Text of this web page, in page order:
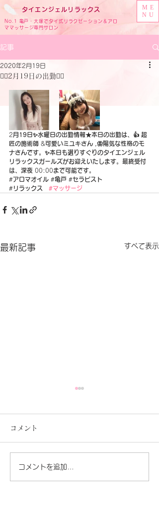
ME
NU
タイ エンジェル リラックス
No.1 亀戸・大塚でタイ式リラクゼーション＆アロ
ママッサージ専門サロン
記事
🧚‍♂️2月19日の出勤🧚‍♂️
2020年2月19日
2月19日✨水曜日の出勤情報★本日の出勤は、👍 超
匠の施術師 &可愛いミユキさん ,🦋陽気な性格のモ
ナさんです。✨本日も選りすぐりのタイエンジェル
リラックスガールズがお迎えいたします。最終受付
は、深夜 00:00まで可能です。
#アロマオイル #亀戸 #セラピスト
‪#リラックス #マッサージ
最新記事 すべて表示
コメント
コメントを追加…